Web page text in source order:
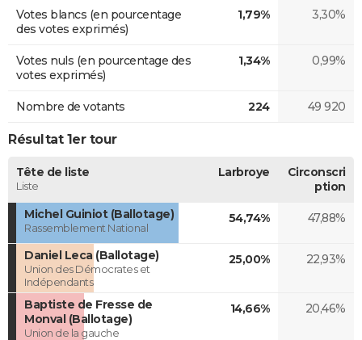
Votes blancs (en pourcentage
des votes exprimés)
1,79% 3,30%
Votes nuls (en pourcentage des
votes exprimés)
1,34% 0,99%
Nombre de votants 224 49 920
Résultat 1er tour
Tête de liste
Liste
Larbroye
Circonscri
ption
Michel Guiniot (Ballotage)
Rassemblement National
54,74% 47,88%
Daniel Leca (Ballotage)
Union des Démocrates et
Indépendants
25,00% 22,93%
Baptiste de Fresse de
Monval (Ballotage)
Union de la gauche
14,66% 20,46%